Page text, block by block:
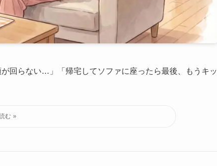
回らない…」「帰宅してソファに座ったら最後、もうキッ